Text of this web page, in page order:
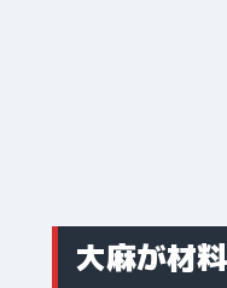
大麻が材